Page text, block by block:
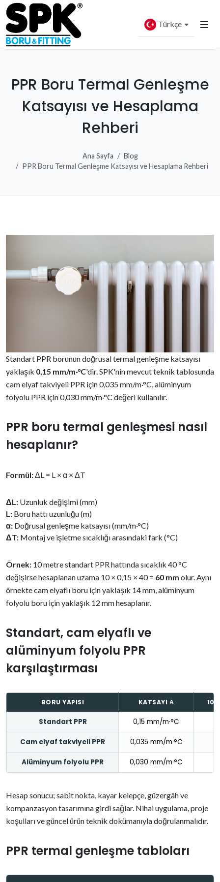
Türkçe
PPR Boru Termal Genleşme
Katsayısı ve Hesaplama
Rehberi
Ana Sayfa
Blog
PPR Boru Termal Genleşme Katsayısı ve Hesaplama Rehberi
Standart PPR borunun doğrusal termal genleşme katsayısı
yaklaşık 0,15 mm/m·°C'dir. SPK'nin mevcut teknik tablosunda
cam elyaf takviyeli PPR için 0,035 mm/m·°C, alüminyum
folyolu PPR için 0,030 mm/m·°C değeri kullanılır.
PPR boru termal genleşmesi nasıl
hesaplanır?
Formül: ΔL = L × α × ΔT
ΔL: Uzunluk değişimi (mm)
L: Boru hattı uzunluğu (m)
α: Doğrusal genleşme katsayısı (mm/m·°C)
ΔT: Montaj ve işletme sıcaklığı arasındaki fark (°C)
Örnek: 10 metre standart PPR hattında sıcaklık 40 °C
değişirse hesaplanan uzama 10 × 0,15 × 40 = 60 mm olur. Aynı
örnekte cam elyaflı boru için yaklaşık 14 mm, alüminyum
folyolu boru için yaklaşık 12 mm hesaplanır.
Standart, cam elyaflı ve
alüminyum folyolu PPR
karşılaştırması
BORU YAPISI KATSAYI Α 10
Standart PPR 0,15 mm/m·°C
Cam elyaf takviyeli PPR 0,035 mm/m·°C
Alüminyum folyolu PPR 0,030 mm/m·°C
Hesap sonucu; sabit nokta, kayar kelepçe, güzergâh ve
kompanzasyon tasarımına girdi sağlar. Nihai uygulama, proje
koşulları ve güncel ürün teknik dokümanıyla doğrulanmalıdır.
PPR termal genleşme tabloları